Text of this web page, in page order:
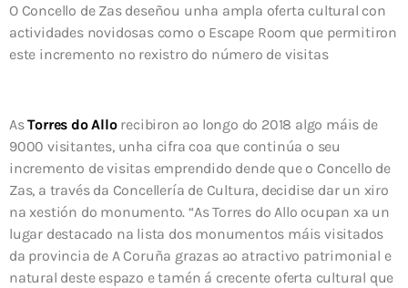
O Concello de Zas deseñou unha ampla oferta cultural con
actividades novidosas como o Escape Room que permitiron
este incremento no rexistro do número de visitas
AsTorres do Allo recibiron ao longo do 2018 algo máis de
9000 visitantes, unha cifra coa que continúa o seu
incremento de visitas emprendido dende que o Concello de
Zas, a través da Concellería de Cultura, decidise dar un xiro
na xestión do monumento. “As Torres do Allo ocupan xa un
lugar destacado na lista dos monumentos máis visitados
da provincia de A Coruña grazas ao atractivo patrimonial e
natural deste espazo e tamén á crecente oferta cultural que